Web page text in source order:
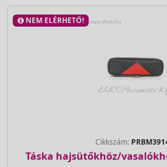
NEM ELÉRHETŐ!
Cikkszám:
Táska hajsütőkhöz/